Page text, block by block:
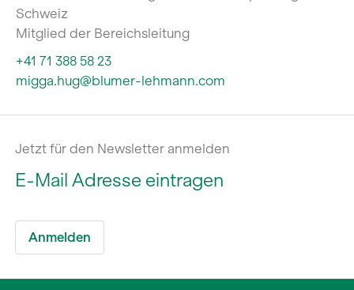
Schweiz
Mitglied der Bereichsleitung
+41 71 388 58 23
migga.hug@blumer-lehmann.com
Jetzt für den Newsletter anmelden